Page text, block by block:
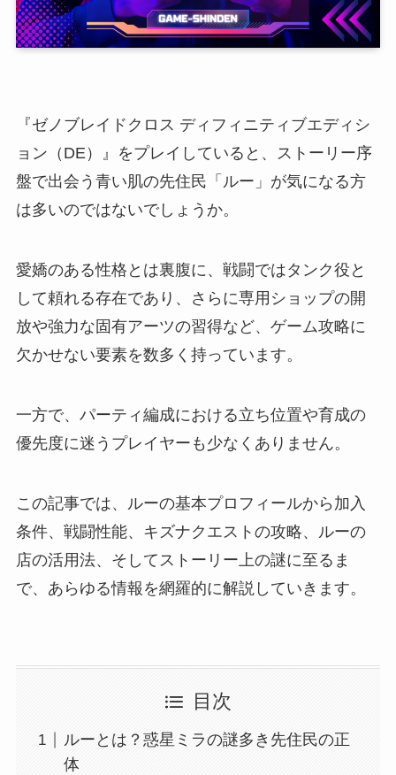
『ゼノブレイドクロス ディフィニティブエディシ
ョン（DE）』をプレイしていると、ストーリー序
盤で出会う青い肌の先住民「ルー」が気になる方
は多いのではないでしょうか。
愛嬌のある性格とは裏腹に、戦闘ではタンク役と
して頼れる存在であり、さらに専用ショップの開
放や強力な固有アーツの習得など、ゲーム攻略に
欠かせない要素を数多く持っています。
一方で、パーティ編成における立ち位置や育成の
優先度に迷うプレイヤーも少なくありません。
この記事では、ルーの基本プロフィールから加入
条件、戦闘性能、キズナクエストの攻略、ルーの
店の活用法、そしてストーリー上の謎に至るま
で、あらゆる情報を網羅的に解説していきます。
目次
ルーとは？惑星ミラの謎多き先住民の正
体